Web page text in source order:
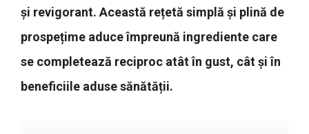
și revigorant. Această rețetă simplă și plină de
prospețime aduce împreună ingrediente care
se completează reciproc atât în gust, cât și în
beneficiile aduse sănătății.